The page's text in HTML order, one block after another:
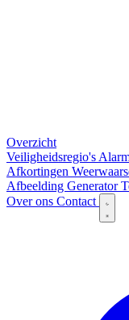
Overzicht
Veiligheidsregio's
Afkortingen
Afbeelding Generator
Over ons Contact